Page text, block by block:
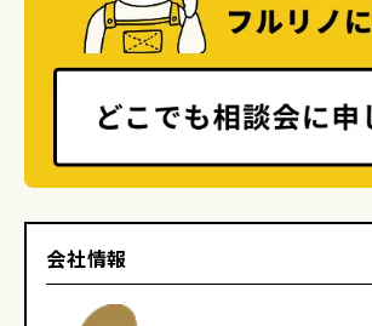
会社情報